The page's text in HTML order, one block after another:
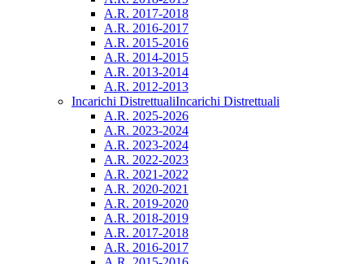
A.R. 2017-2018
A.R. 2016-2017
A.R. 2015-2016
A.R. 2014-2015
A.R. 2013-2014
A.R. 2012-2013
Incarichi DistrettualiIncarichi Distrettuali
A.R. 2025-2026
A.R. 2023-2024
A.R. 2023-2024
A.R. 2022-2023
A.R. 2021-2022
A.R. 2020-2021
A.R. 2019-2020
A.R. 2018-2019
A.R. 2017-2018
A.R. 2016-2017